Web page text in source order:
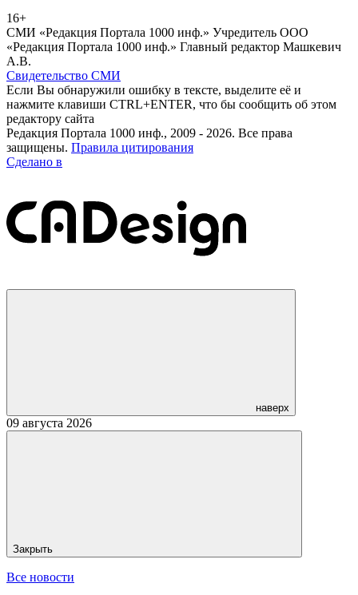
16+
СМИ «Редакция Портала 1000 инф.» Учредитель ООО
«Редакция Портала 1000 инф.» Главный редактор Машкевич
А.В.
Свидетельство СМИ
Если Вы обнаружили ошибку в тексте, выделите её и
нажмите клавиши CTRL+ENTER, что бы сообщить об этом
редактору сайта
Редакция Портала 1000 инф., 2009 - 2026. Все права
защищены. Правила цитирования
Сделано в
наверх
09 августа 2026
Закрыть
Все новости